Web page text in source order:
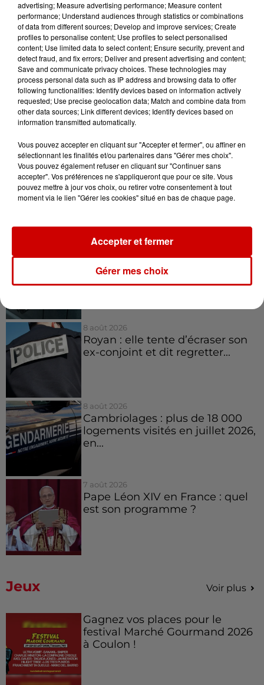
Ouvert à tous
Le 24 juin
Réservation paiement obligatoire
avant le 14 juin à :
Nicole : 06 26 55 11 00
Animations enfants des 14h
8 août 2026
Aide carburant pour les "grands
rouleurs" : le délai pour la...
8 août 2026
Royan : elle tente d’écraser son
ex-conjoint et dit regretter...
8 août 2026
Cambriolages : plus de 18 000
logements visités en juillet 2026,
en...
7 août 2026
Pape Léon XIV en France : quel
est son programme ?
Jeux Voir plus
Gagnez vos places pour le
festival Marché Gourmand 2026
à Coulon !
advertising; Measure advertising performance; Measure content
performance; Understand audiences through statistics or combinations
of data from different sources; Develop and improve services; Create
profiles to personalise content; Use profiles to select personalised
content; Use limited data to select content; Ensure security, prevent and
detect fraud, and fix errors; Deliver and present advertising and content;
Save and communicate privacy choices. These technologies may
process personal data such as IP address and browsing data to offer
following functionalities: Identify devices based on information actively
requested; Use precise geolocation data; Match and combine data from
other data sources; Link different devices; Identify devices based on
information transmitted automatically.
Vous pouvez accepter en cliquant sur "Accepter et fermer", ou affiner en
sélectionnant les finalités et/ou partenaires dans "Gérer mes choix".
Vous pouvez également refuser en cliquant sur "Continuer sans
accepter". Vos préférences ne s'appliqueront que pour ce site. Vous
pouvez mettre à jour vos choix, ou retirer votre consentement à tout
moment via le lien "Gérer les cookies" situé en bas de chaque page.
Gérer mes choix
Accepter et fermer